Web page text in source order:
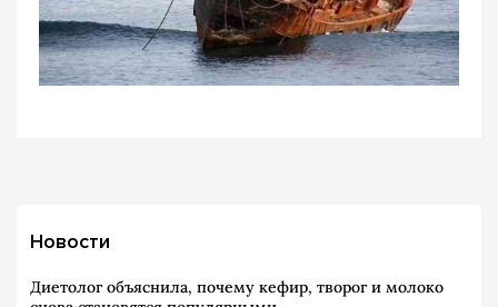
Новости
Диетолог объяснила, почему кефир, творог и молоко